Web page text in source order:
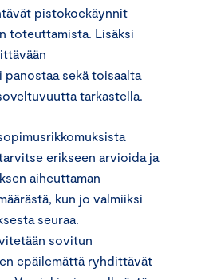
pistokoekäynnit
toteuttamista. Lisäksi
sekä toisaalta
tarkastella.
erikseen arvioida ja
aiheuttaman
kun jo valmiiksi
seuraa.
sovitun
epäilemättä ryhdittävät